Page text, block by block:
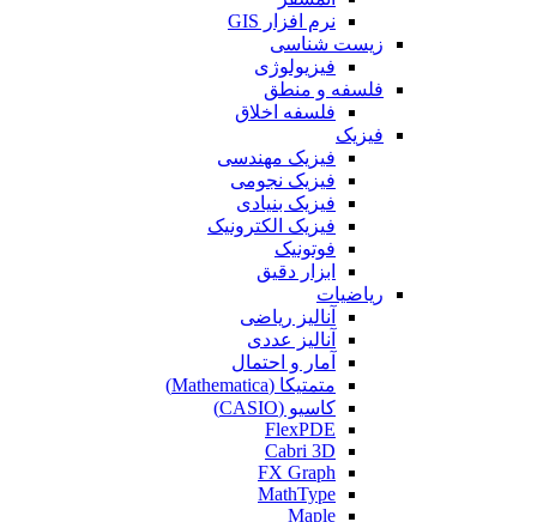
نرم افزار GIS
زیست شناسی
فیزیولوژی
فلسفه و منطق
فلسفه اخلاق
فیزیک
فیزیک مهندسی
فیزیک نجومی
فیزیک بنیادی
فیزیک الکترونیک
فوتونیک
ابزار دقیق
ریاضیات
آنالیز ریاضی
آنالیز عددی
آمار و احتمال
متمتیکا (Mathematica)
کاسیو (CASIO)
FlexPDE
Cabri 3D
FX Graph
MathType
Maple